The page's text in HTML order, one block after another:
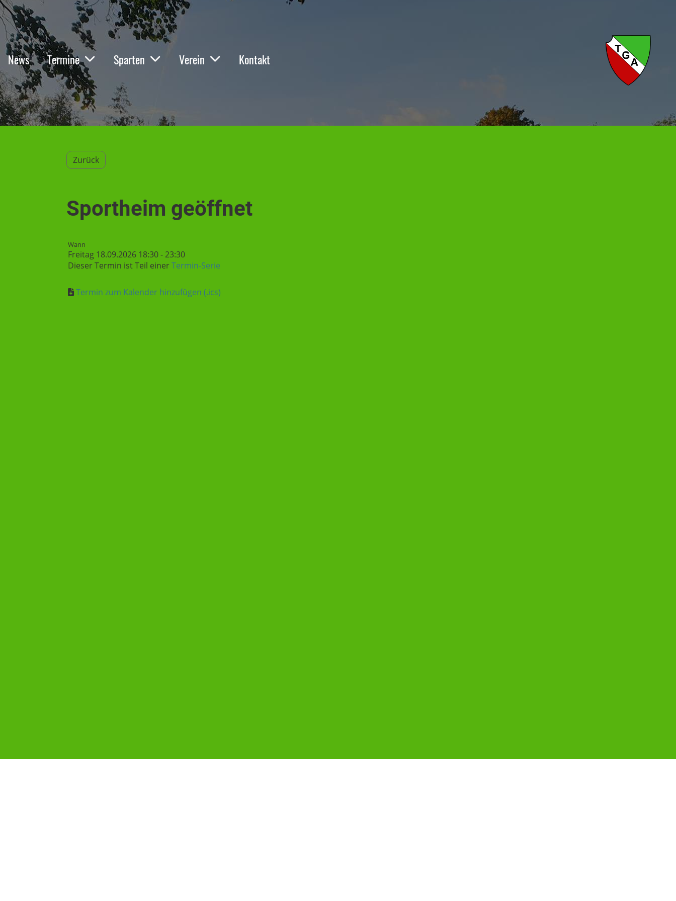
News Termine Sparten Verein Kontakt
Zurück
Sportheim geöffnet
Wann
Freitag 18.09.2026 18:30 - 23:30
Dieser Termin ist Teil einerTermin-Serie
Termin zum Kalender hinzufügen (.ics)